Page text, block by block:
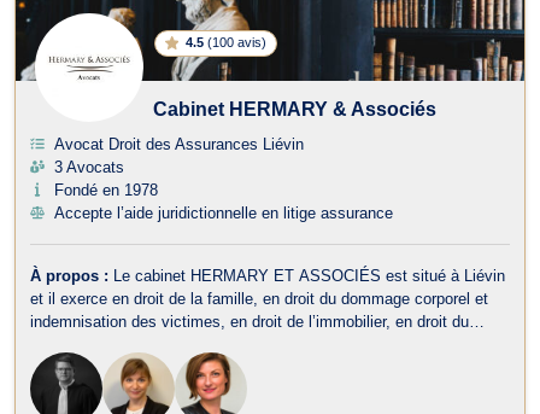
4.5 (100 avis)
Cabinet HERMARY & Associés
Avocat Droit des Assurances Liévin
3 Avocats
Fondé en 1978
Accepte l’aide juridictionnelle en litige assurance
À propos :
Le cabinet HERMARY ET ASSOCIÉS est situé à Liévin
et il exerce en droit de la famille, en droit du dommage corporel et
indemnisation des victimes, en droit de l’immobilier, en droit du
droit administratif et public, en droit bancaire et boursier, en dr...